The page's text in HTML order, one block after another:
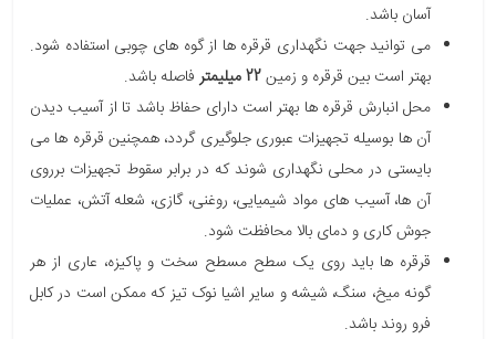
آسان باشد.
می توانید جهت نگهداری قرقره ها از گوه های چوبی استفاده شود.
بهتر است بین قرقره و زمین
فاصله باشد.
محل انبارش قرقره ها بهتر است دارای حفاظ باشد تا از آسیب دیدن
آن ها بوسیله تجهیزات عبوری جلوگیری گردد، همچنین قرقره ها می
بایستی در محلی نگهداری شوند که در برابر سقوط تجهیزات برروی
آن ها، آسیب های مواد شیمیایی، روغنی، گازی، شعله آتش، عملیات
جوش کاری و دمای بالا محافظت شود.
قرقره ها باید روی یک سطح مسطح سخت و پاکیزه، عاری از هر
گونه میخ، سنگ، شیشه و سایر اشیا نوک تیز که ممکن است در کابل
فرو روند باشد.